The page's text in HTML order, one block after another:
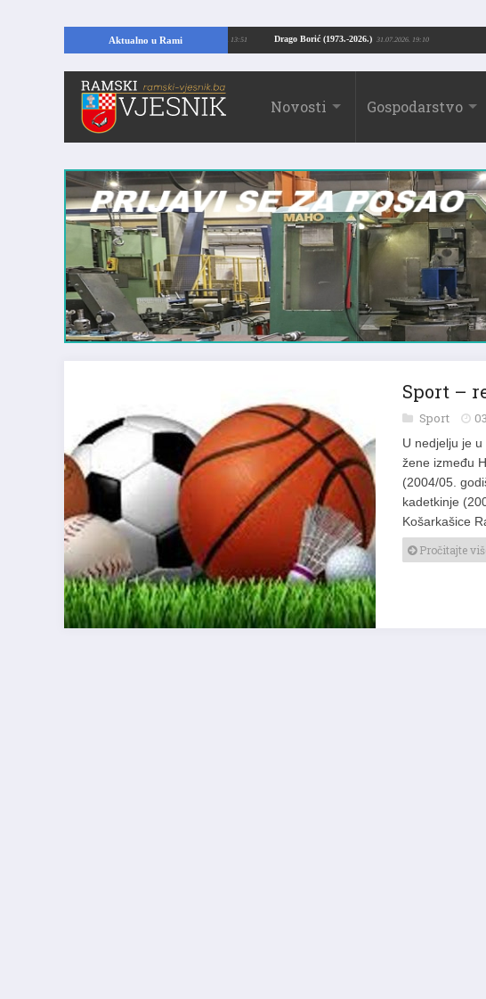
Aktualno u Rami Drago Borić (1973.-2026.) 31.07.2026. 19:10
temelje kuće, pronašao vrijedne arheološke ostatke 24.07.2026. 13:51
Novosti Gospodarstvo
Sport –
Sport
U nedjelju je
žene između
(2004/05.
kadetkinje
Pročitajte